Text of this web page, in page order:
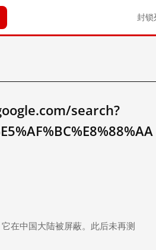
封锁
search?
在中国大陆被屏蔽。此后未再测